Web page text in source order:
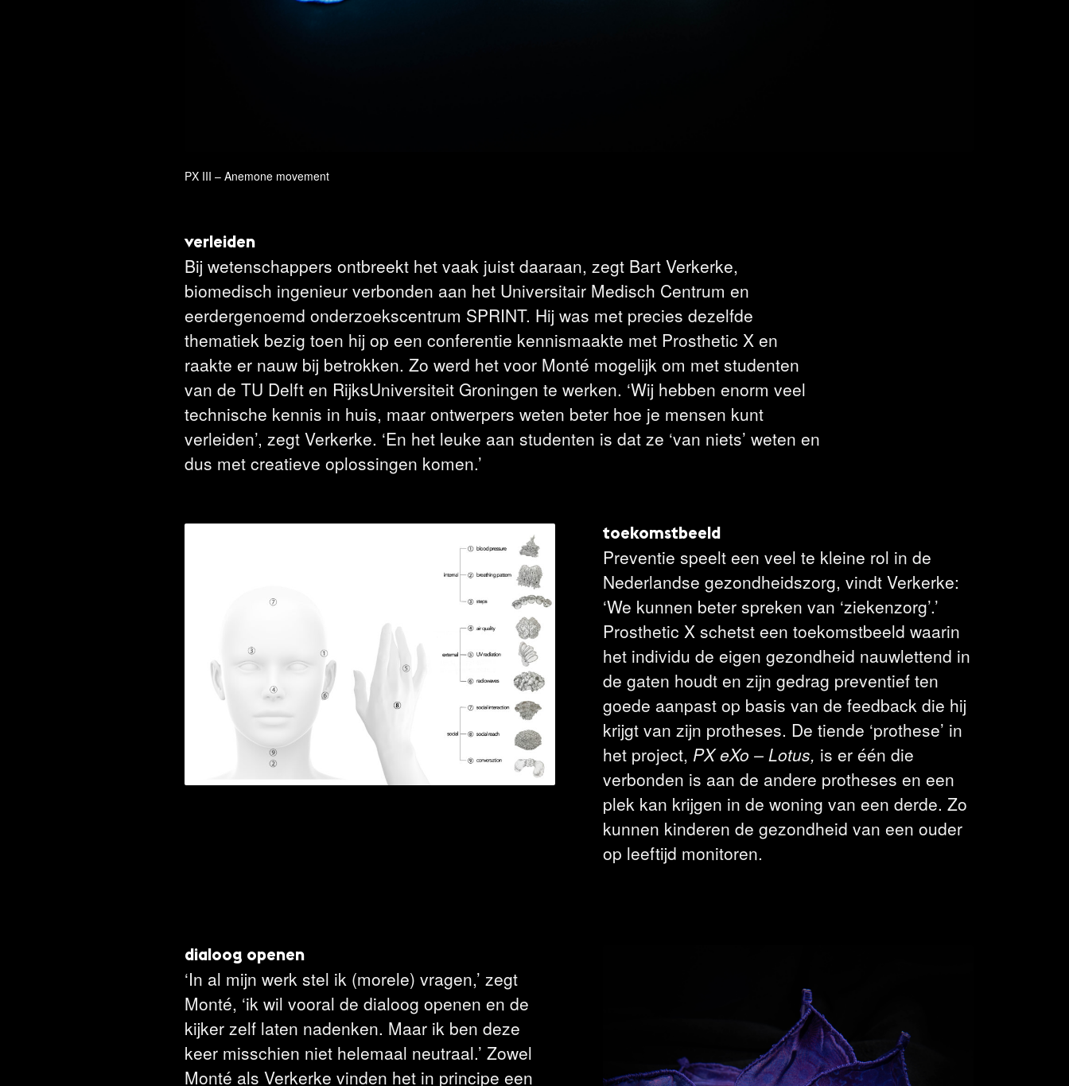
PX III – Anemone movement
verleiden
Bij wetenschappers ontbreekt het vaak juist daaraan, zegt Bart Verkerke,
biomedisch ingenieur verbonden aan het Universitair Medisch Centrum en
eerdergenoemd onderzoekscentrum SPRINT. Hij was met precies dezelfde
thematiek bezig toen hij op een conferentie kennismaakte met Prosthetic X en
raakte er nauw bij betrokken. Zo werd het voor Monté mogelijk om met studenten
van de TU Delft en RijksUniversiteit Groningen te werken. ‘Wij hebben enorm veel
technische kennis in huis, maar ontwerpers weten beter hoe je mensen kunt
verleiden’, zegt Verkerke. ‘En het leuke aan studenten is dat ze ‘van niets’ weten en
dus met creatieve oplossingen komen.’
toekomstbeeld
Preventie speelt een veel te kleine rol in de
Nederlandse gezondheidszorg, vindt Verkerke:
‘We kunnen beter spreken van ‘ziekenzorg’.’
Prosthetic X schetst een toekomstbeeld waarin
het individu de eigen gezondheid nauwlettend in
de gaten houdt en zijn gedrag preventief ten
goede aanpast op basis van de feedback die hij
krijgt van zijn protheses. De tiende ‘prothese’ in
het project, PX eXo – Lotus, is er één die
verbonden is aan de andere protheses en een
plek kan krijgen in de woning van een derde. Zo
kunnen kinderen de gezondheid van een ouder
op leeftijd monitoren.
dialoog openen
‘In al mijn werk stel ik (morele) vragen,’ zegt
Monté, ‘ik wil vooral de dialoog openen en de
kijker zelf laten nadenken. Maar ik ben deze
keer misschien niet helemaal neutraal.’ Zowel
Monté als Verkerke vinden het in principe een